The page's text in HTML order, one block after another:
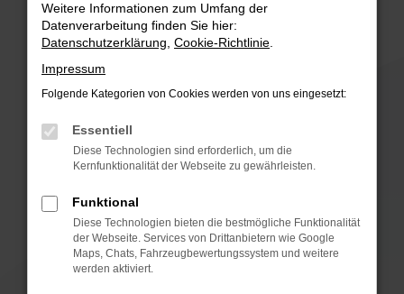
Überprüfe deine Firewall und deine
Internetverbindung.
Laden andere Webseiten, zum Beispiel deine
Suchmaschine?
Prüfe deine Browsererweiterungen.
können das Laden bestimmter Seiten
verhindern. Funktioniert die Seite in einem
anderen Browser oder in einem privaten
Fenster?
Starte dein Gerät neu.
Das kann manchmal helfen, vorübergehende
Probleme zu beheben.
Weitere Informationen zum Umfang der
Datenverarbeitung finden Sie hier:
Datenschutzerklärung Cookie-Richtlinie
Impressum
Folgende Kategorien von Cookies werden von uns eingesetzt:
Essentiell
Diese Technologien sind erforderlich, um die
Kernfunktionalität der Webseite zu gewährleisten.
Funktional
Diese Technologien bieten die bestmögliche Funktionalität
der Webseite. Services von Drittanbietern wie Google
Maps, Chats, Fahrzeugbewertungssystem und weitere
werden aktiviert.